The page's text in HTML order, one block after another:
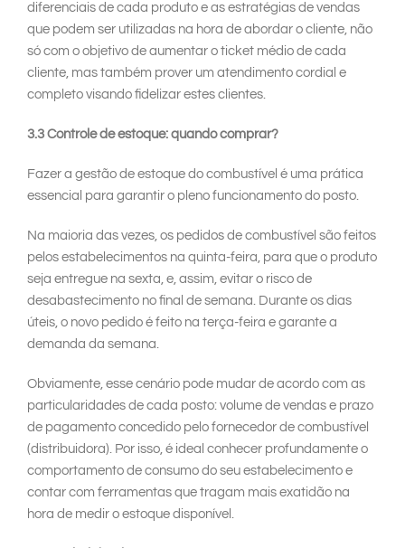
diferenciais de cada produto e as estratégias de vendas
que podem ser utilizadas na hora de abordar o cliente, não
só com o objetivo de aumentar o ticket médio de cada
cliente, mas também prover um atendimento cordial e
completo visando fidelizar estes clientes.
3.3 Controle de estoque: quando comprar?
Fazer a gestão de estoque do combustível é uma prática
essencial para garantir o pleno funcionamento do posto.
Na maioria das vezes, os pedidos de combustível são feitos
pelos estabelecimentos na quinta-feira, para que o produto
seja entregue na sexta, e, assim, evitar o risco de
desabastecimento no final de semana. Durante os dias
úteis, o novo pedido é feito na terça-feira e garante a
demanda da semana.
Obviamente, esse cenário pode mudar de acordo com as
particularidades de cada posto: volume de vendas e prazo
de pagamento concedido pelo fornecedor de combustível
(distribuidora). Por isso, é ideal conhecer profundamente o
comportamento de consumo do seu estabelecimento e
contar com ferramentas que tragam mais exatidão na
hora de medir o estoque disponível.